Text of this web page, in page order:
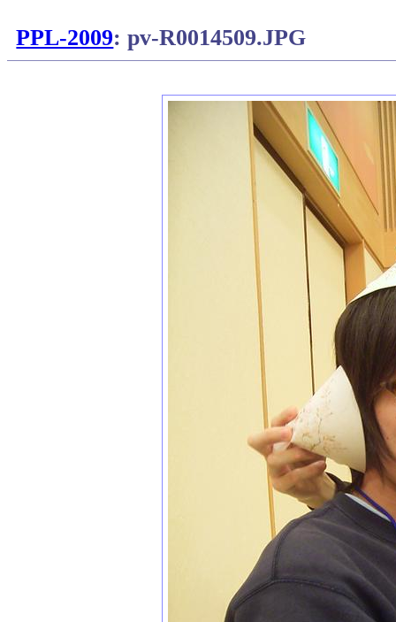
PPL-2009: pv-R0014509.JPG